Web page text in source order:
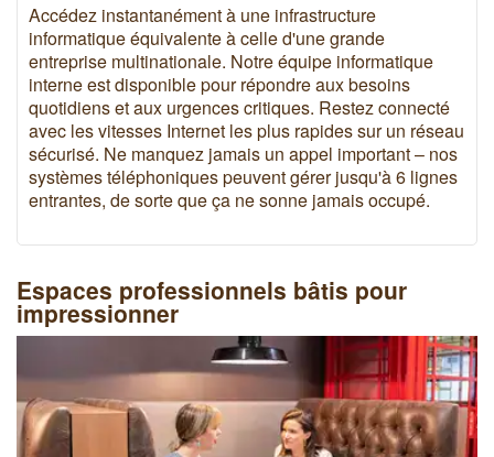
Accédez instantanément à une infrastructure
informatique équivalente à celle d'une grande
entreprise multinationale. Notre équipe informatique
interne est disponible pour répondre aux besoins
quotidiens et aux urgences critiques. Restez connecté
avec les vitesses Internet les plus rapides sur un réseau
sécurisé. Ne manquez jamais un appel important – nos
systèmes téléphoniques peuvent gérer jusqu'à 6 lignes
entrantes, de sorte que ça ne sonne jamais occupé.
Espaces professionnels bâtis pour
impressionner